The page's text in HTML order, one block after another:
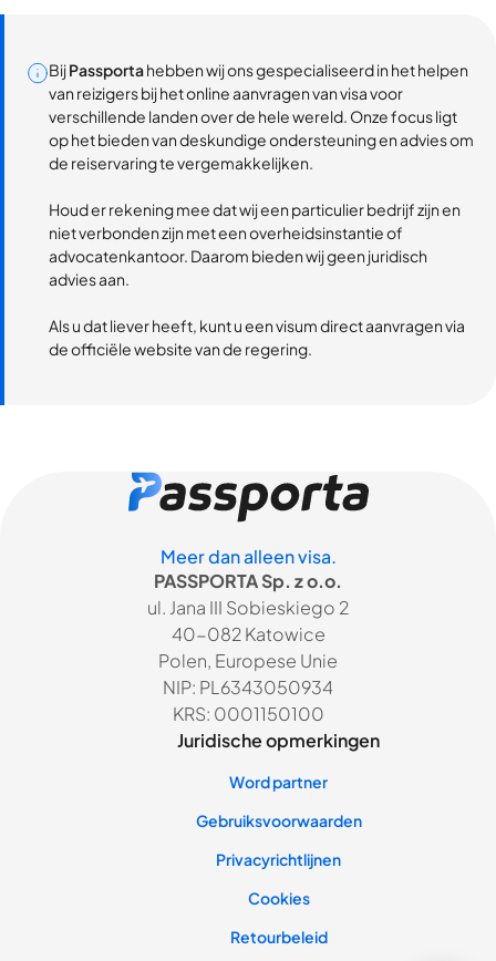
BijPassportahebben wij ons gespecialiseerd in het helpen
van reizigers bij het online aanvragen van visa voor
verschillende landen over de hele wereld. Onze focus ligt
op het bieden van deskundige ondersteuning en advies om
de reiservaring te vergemakkelijken.
Houd er rekening mee dat wij een particulier bedrijf zijn en
niet verbonden zijn met een overheidsinstantie of
advocatenkantoor. Daarom bieden wij geen juridisch
advies aan.
Als u dat liever heeft, kunt u een visum direct aanvragen via
de officiële website van de regering.
Meer dan alleen visa.
PASSPORTA Sp. z o.o.
ul. Jana III Sobieskiego 2
40-082 Katowice
Polen, Europese Unie
NIP: PL6343050934
KRS: 0001150100
Juridische opmerkingen
Word partner
Gebruiksvoorwaarden
Privacyrichtlijnen
Cookies
Retourbeleid